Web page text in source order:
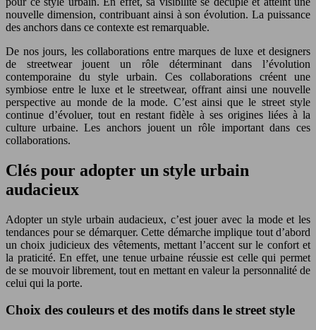
nouvelle dimension, contribuant ainsi à son évolution. La puissance
des anchors dans ce contexte est remarquable.
De nos jours, les collaborations entre marques de luxe et designers
de streetwear jouent un rôle déterminant dans l’évolution
contemporaine du style urbain. Ces collaborations créent une
symbiose entre le luxe et le streetwear, offrant ainsi une nouvelle
perspective au monde de la mode. C’est ainsi que le street style
continue d’évoluer, tout en restant fidèle à ses origines liées à la
culture urbaine. Les anchors jouent un rôle important dans ces
collaborations.
Clés pour adopter un style urbain
audacieux
Adopter un style urbain audacieux, c’est jouer avec la mode et les
tendances pour se démarquer. Cette démarche implique tout d’abord
un choix judicieux des vêtements, mettant l’accent sur le confort et
la praticité. En effet, une tenue urbaine réussie est celle qui permet
de se mouvoir librement, tout en mettant en valeur la personnalité de
celui qui la porte.
Choix des couleurs et des motifs dans le street style